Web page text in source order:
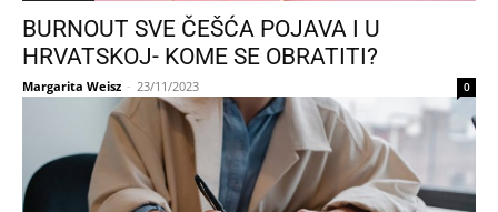
BURNOUT SVE ČEŠĆA POJAVA I U
HRVATSKOJ- KOME SE OBRATITI?
Margarita Weisz - 23/11/2023 0